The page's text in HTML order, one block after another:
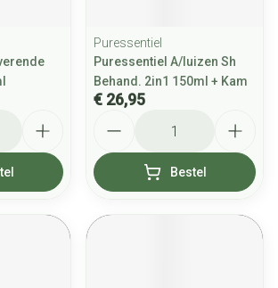
Puressentiel
Puressentiel A/luizen Sh
Behand. 2in1 150ml + Kam
€ 26,95
Bestel